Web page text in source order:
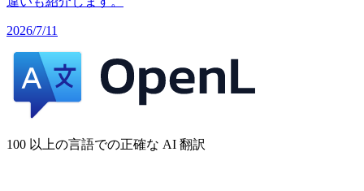
2026/7/11
100 以上の言語での正確な AI 翻訳